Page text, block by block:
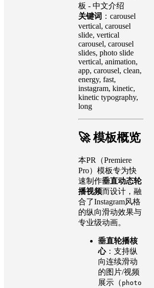
板 - 中文介绍
关键词 ：carousel
vertical, carousel
slide, vertical
carousel, carousel
slides, photo slide
vertical, animation,
app, carousel, clean,
energy, fast,
instagram, kinetic,
kinetic typography,
long
🚀 模板概览
本PR（Premiere
Pro）模板专为快
速制作垂直动态轮
播视频而设计，融
合了Instagram风格
的纵向滑动效果与
专业级动画。
垂直轮播核
心：支持纵
向连续滑动
的图片/视频
展示（ photo